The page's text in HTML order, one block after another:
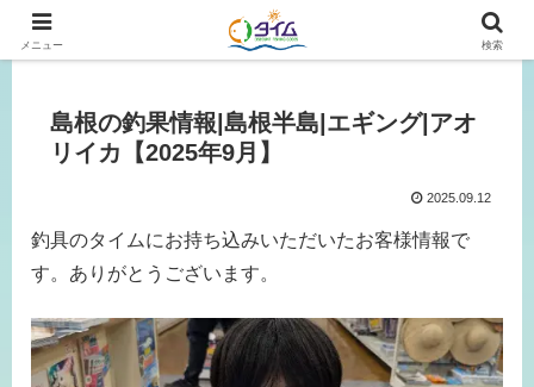
広島、岡山の釣り情報はタイムにおまかせ！
島根の釣果情報|島根半島|エギング|アオ
リイカ【2025年9月】
2025.09.12
釣具のタイムにお持ち込みいただいたお客様情報で
す。ありがとうございます。
メニュー 検索